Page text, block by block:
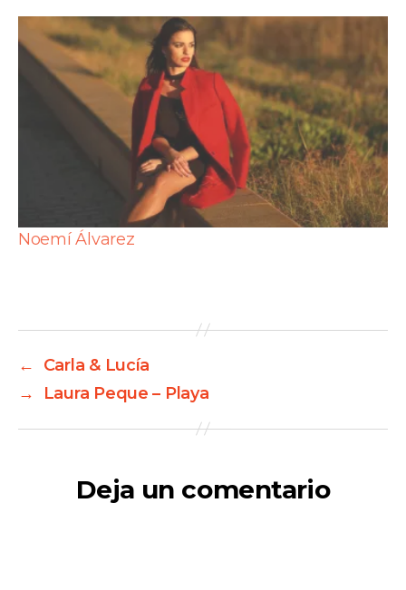
Noemí Álvarez
←
Carla & Lucía
→
Laura Peque – Playa
Deja un comentario